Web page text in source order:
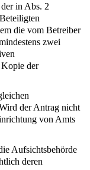
in Abs. 2
die vom Betreiber
zwei
Kopie der
der Antrag nicht
von Amts
Aufsichtsbehörde
deren